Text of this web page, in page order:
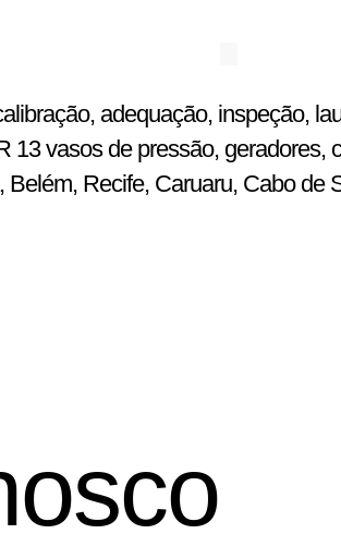
adequação, inspeção,
13 vasos de pressão, geradores,
Recife, Caruaru, Cabo